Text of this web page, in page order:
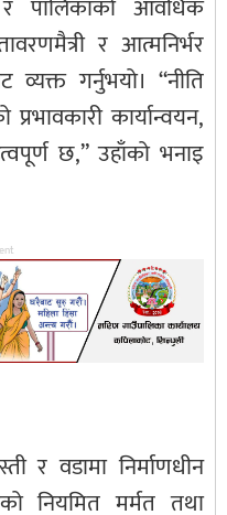
र पालिकाको आवधिक
र आत्मनिर्भर
व्यक्त गर्नुभयो। “नीति
कार्यान्वयन,
छ,” उहाँको भनाइ
र वडामा निर्माणधीन
नियमित मर्मत तथा